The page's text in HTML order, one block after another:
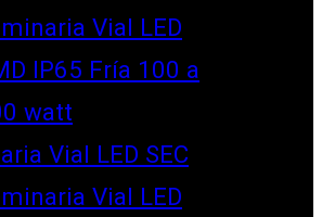
Vial LED
IP65 Fría 100 a
watt
Vial LED SEC
Vial LED